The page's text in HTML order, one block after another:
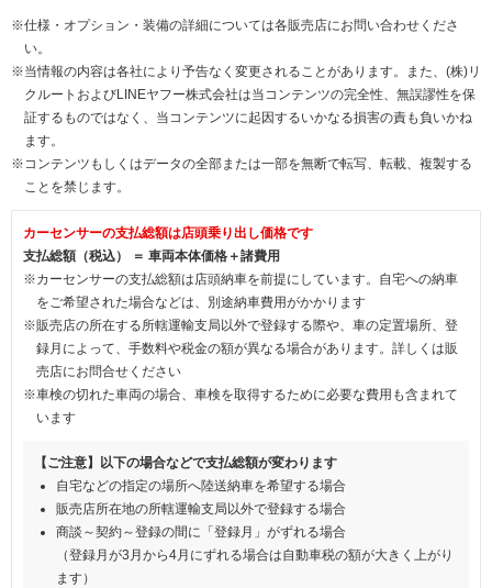
※仕様・オプション・装備の詳細については各販売店にお問い合わせくださ
い。
※当情報の内容は各社により予告なく変更されることがあります。また、(株)リ
クルートおよびLINEヤフー株式会社は当コンテンツの完全性、無誤謬性を保
証するものではなく、当コンテンツに起因するいかなる損害の責も負いかね
ます。
※コンテンツもしくはデータの全部または一部を無断で転写、転載、複製する
ことを禁じます。
カーセンサーの支払総額は店頭乗り出し価格です
支払総額（税込） ＝ 車両本体価格＋諸費用
※カーセンサーの支払総額は店頭納車を前提にしています。自宅への納車
をご希望された場合などは、別途納車費用がかかります
※販売店の所在する所轄運輸支局以外で登録する際や、車の定置場所、登
録月によって、手数料や税金の額が異なる場合があります。詳しくは販
売店にお問合せください
※車検の切れた車両の場合、車検を取得するために必要な費用も含まれて
います
【ご注意】以下の場合などで支払総額が変わります
自宅などの指定の場所へ陸送納車を希望する場合
販売店所在地の所轄運輸支局以外で登録する場合
商談～契約～登録の間に「登録月」がずれる場合
（登録月が3月から4月にずれる場合は自動車税の額が大きく上がり
ます）